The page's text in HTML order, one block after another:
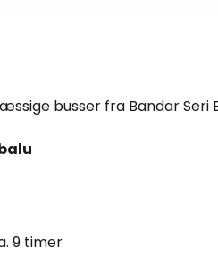
busser fra Bandar Seri
9 timer